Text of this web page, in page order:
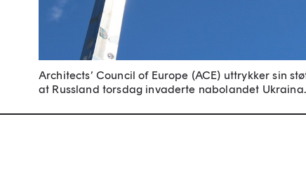
Architects’ Council of Europe (ACE) uttrykker sin
at Russland torsdag invaderte nabolandet Ukraina.